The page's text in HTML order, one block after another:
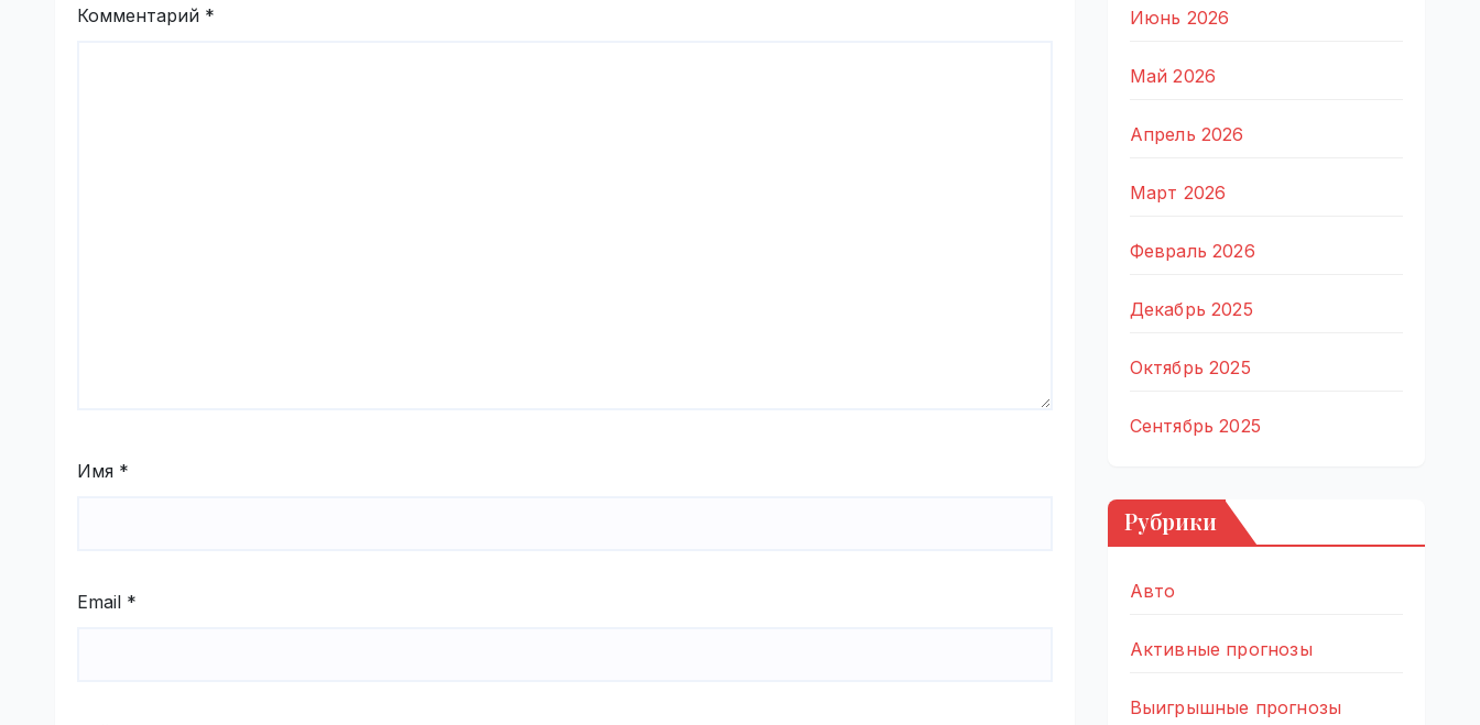
Комментарий *
Имя *
Email *
Июнь 2026
Май 2026
Апрель 2026
Март 2026
Февраль 2026
Декабрь 2025
Октябрь 2025
Сентябрь 2025
Рубрики
Авто
Активные прогнозы
Выигрышные прогнозы